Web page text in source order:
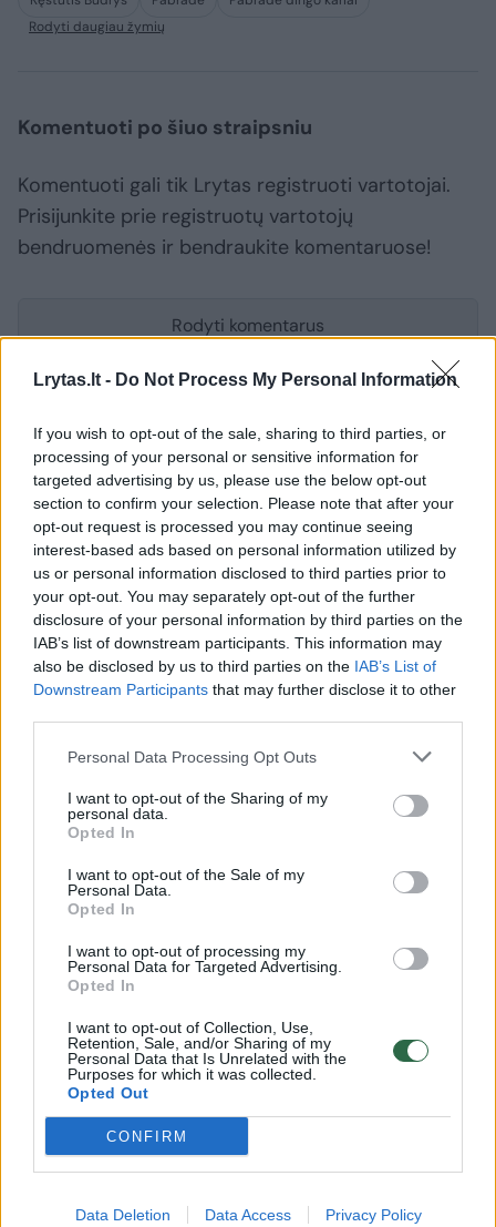
Lrytas.lt - Do Not Process My Personal Information
If you wish to opt-out of the sale, sharing to third parties, or
processing of your personal or sensitive information for
targeted advertising by us, please use the below opt-out
section to confirm your selection. Please note that after your
opt-out request is processed you may continue seeing
interest-based ads based on personal information utilized by
us or personal information disclosed to third parties prior to
your opt-out. You may separately opt-out of the further
disclosure of your personal information by third parties on the
IAB’s list of downstream participants. This information may
also be disclosed by us to third parties on the IAB’s List of
Downstream Participants that may further disclose it to other
Personal Data Processing Opt Outs
I want to opt-out of the Sharing of my
personal data.
Opted In
I want to opt-out of the Sale of my
Personal Data.
Opted In
I want to opt-out of processing my
Personal Data for Targeted Advertising.
Opted In
I want to opt-out of Collection, Use,
Retention, Sale, and/or Sharing of my
Personal Data that Is Unrelated with the
Purposes for which it was collected.
Opted Out
CONFIRM
Data Deletion Data Access Privacy Policy
Rodyti daugiau žymių
Komentuoti po šiuo straipsniu
Komentuoti gali tik Lrytas registruoti vartotojai.
Prisijunkite prie registruotų vartotojų
bendruomenės ir bendraukite komentaruose!
Rodyti komentarus
Prisijungti komentatoriams
Karys prabilo apie galimus
teiginiai neatspindi tikrovės (9)
Lrytas.lt
Buvęs kariuomenės Karo prievolės ir
komplektavimo tarnybos (KPKT)
direktoriaus pavaduotojas Audrius
Beinoras teigia, kad krašto apsaugos
ministro Roberto Kauno viešai išsakyti